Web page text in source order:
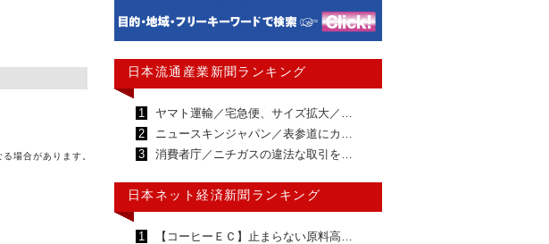
場合があります。
日本流通産業新聞ランキング
1
ヤマト運輸／宅急便、サイズ拡大／…
2
ニュースキンジャパン／表参道にカ…
3
消費者庁／ニチガスの違法な取引を…
日本ネット経済新聞ランキング
1
【コーヒーＥＣ】止まらない原料高…